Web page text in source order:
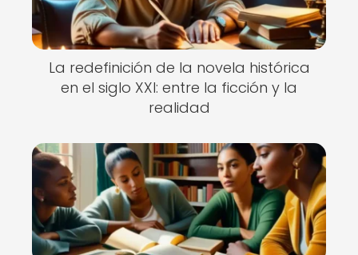
La redefinición de la novela histórica
en el siglo XXI: entre la ficción y la
realidad